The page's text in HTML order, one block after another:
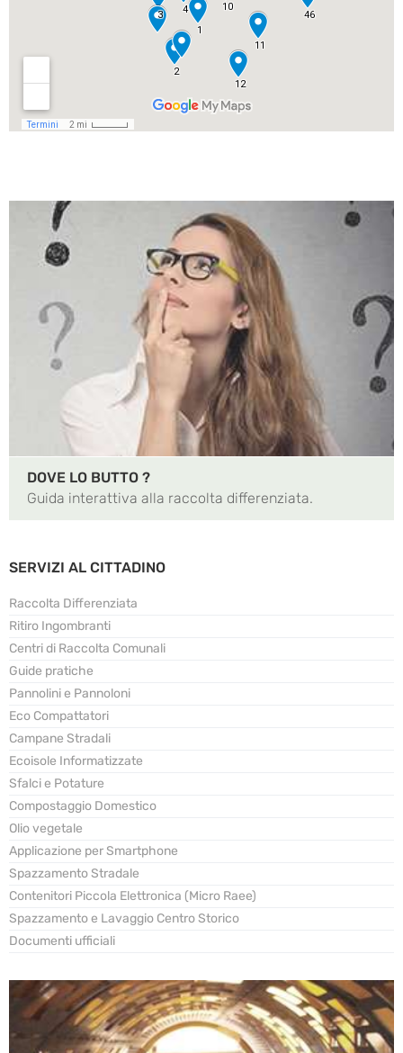
DOVE LO BUTTO ?
Guida interattiva alla raccolta differenziata.
SERVIZI AL CITTADINO
Raccolta Differenziata
Ritiro Ingombranti
Centri di Raccolta Comunali
Guide pratiche
Pannolini e Pannoloni
Eco Compattatori
Campane Stradali
Ecoisole Informatizzate
Sfalci e Potature
Compostaggio Domestico
Olio vegetale
Applicazione per Smartphone
Spazzamento Stradale
Contenitori Piccola Elettronica (Micro Raee)
Spazzamento e Lavaggio Centro Storico
Documenti ufficiali